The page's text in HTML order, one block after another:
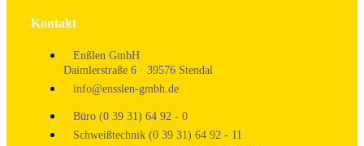
Kontakt
Enßlen GmbH
Daimlerstraße 6 · 39576 Stendal
info@ensslen-gmbh.de
Büro (0 39 31) 64 92 - 0
Schweißtechnik (0 39 31) 64 92 - 11